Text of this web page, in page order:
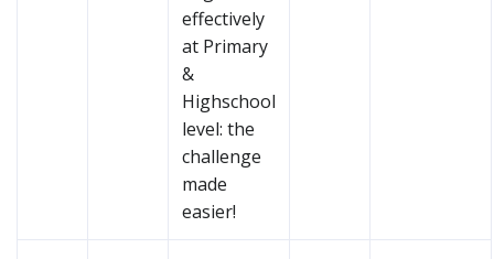
effectively
at Primary
&
Highschool
level: the
challenge
made
easier!